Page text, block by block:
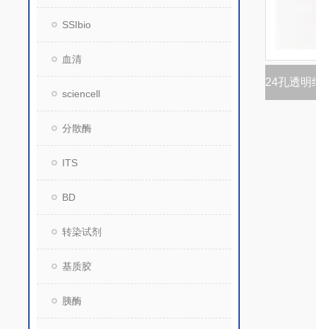
SSIbio
血清
sciencell
分散酶
ITS
BD
转染试剂
基质胶
胰酶